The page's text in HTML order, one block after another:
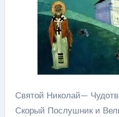
Святой Николай—
Скорый Послушник и